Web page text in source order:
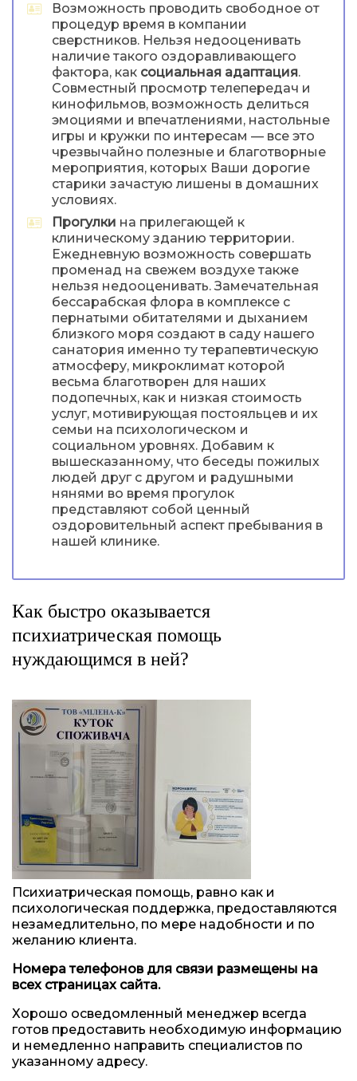
Возможность проводить свободное от
процедур время в компании
сверстников. Нельзя недооценивать
наличие такого оздоравливающего
фактора, как социальная адаптация.
Совместный просмотр телепередач и
кинофильмов, возможность делиться
эмоциями и впечатлениями, настольные
игры и кружки по интересам — все это
чрезвычайно полезные и благотворные
мероприятия, которых Ваши дорогие
старики зачастую лишены в домашних
условиях.
Прогулки на прилегающей к
клиническому зданию территории.
Ежедневную возможность совершать
променад на свежем воздухе также
нельзя недооценивать. Замечательная
бессарабская флора в комплексе с
пернатыми обитателями и дыханием
близкого моря создают в саду нашего
санатория именно ту терапевтическую
атмосферу, микроклимат которой
весьма благотворен для наших
подопечных, как и низкая стоимость
услуг, мотивирующая постояльцев и их
семьи на психологическом и
социальном уровнях. Добавим к
вышесказанному, что беседы пожилых
людей друг с другом и радушными
нянями во время прогулок
представляют собой ценный
оздоровительный аспект пребывания в
нашей клинике.
Как быстро оказывается
психиатрическая помощь
нуждающимся в ней?
Психиатрическая помощь, равно как и
психологическая поддержка, предоставляются
незамедлительно, по мере надобности и по
желанию клиента.
Номера телефонов для связи размещены на
всех страницах сайта.
Хорошо осведомленный менеджер всегда
готов предоставить необходимую информацию
и немедленно направить специалистов по
указанному адресу.